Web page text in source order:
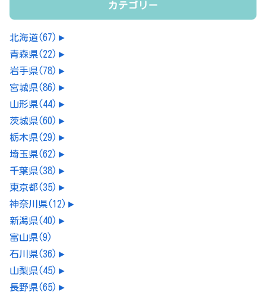
カテゴリー
北海道(67) ►
青森県(22) ►
岩手県(78) ►
宮城県(86) ►
山形県(44) ►
茨城県(60) ►
栃木県(29) ►
埼玉県(62) ►
千葉県(38) ►
東京都(35) ►
神奈川県(12) ►
新潟県(40) ►
富山県(9)
石川県(36) ►
山梨県(45) ►
長野県(65) ►